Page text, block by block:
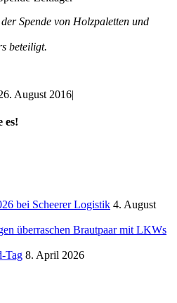
Spende von Holzpaletten und
beteiligt.
August 2016|
es!
bei Scheerer Logistik 4. August
überraschen Brautpaar mit LKWs
Tag 8. April 2026